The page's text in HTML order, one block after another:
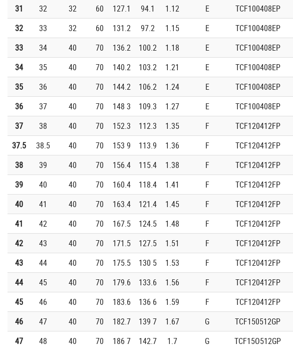
31
32 32 60 127.1 94.1 1.12 E TCF100408EP
32
33 32 60 131.2 97.2 1.15 E TCF100408EP
33
34 40 70 136.2 100.2 1.18 E TCF100408EP
34
35 40 70 140.2 103.2 1.21 E TCF100408EP
35
36 40 70 144.2 106.2 1.24 E TCF100408EP
36
37 40 70 148 3 109.3 1.27 E TCF100408EP
37
38 40 70 152.3 112.3 1.35 F TCF120412FP
37.5
38.5 40 70 153 9 113.9 1.36 F TCF120412FP
38
39 40 70 156.4 115.4 1.38 F TCF120412FP
39
40 40 70 160.4 118.4 1.41 F TCF120412FP
40
41 40 70 163.4 121.4 1.45 F TCF120412FP
41
42 40 70 167.5 124.5 1.48 F TCF120412FP
42
43 40 70 171.5 127.5 1.51 F TCF120412FP
43
44 40 70 175.5 130 5 1.53 F TCF120412FP
44
45 40 70 179.6 133.6 1.56 F TCF120412FP
45
46 40 70 183.6 136 6 1.59 F TCF120412FP
46
47 40 70 182.7 139 7 1.67 G TCF150512GP
47
48 40 70 186 7 142.7 1.7 G TCF15O512GP